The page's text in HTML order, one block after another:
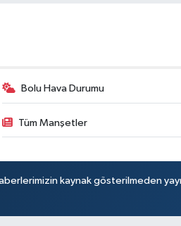
Bolu Hava Durumu
Tüm Manşetler
kaynak gösterilmeden